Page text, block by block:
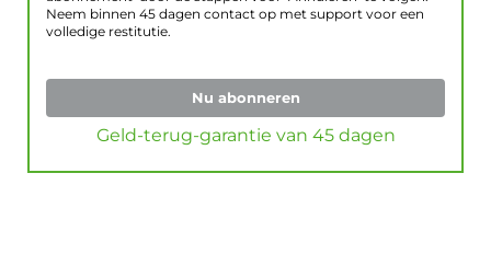
Neem binnen 45 dagen contact op met support voor een
volledige restitutie.
Nu abonneren
Geld-terug-garantie van 45 dagen